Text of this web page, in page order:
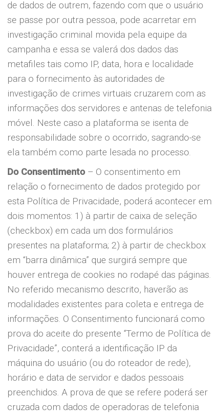
de dados de outrem, fazendo com que o usuário
se passe por outra pessoa, pode acarretar em
investigação criminal movida pela equipe da
campanha e essa se valerá dos dados das
metafiles tais como IP, data, hora e localidade
para o fornecimento às autoridades de
investigação de crimes virtuais cruzarem com as
informações dos servidores e antenas de telefonia
móvel. Neste caso a plataforma se isenta de
responsabilidade sobre o ocorrido, sagrando-se
ela também como parte lesada no processo.
Do Consentimento – O consentimento em
relação o fornecimento de dados protegido por
esta Política de Privacidade, poderá acontecer em
dois momentos: 1) à partir de caixa de seleção
(checkbox) em cada um dos formulários
presentes na plataforma; 2) à partir de checkbox
em “barra dinâmica” que surgirá sempre que
houver entrega de cookies no rodapé das páginas.
No referido mecanismo descrito, haverão as
modalidades existentes para coleta e entrega de
informações. O Consentimento funcionará como
prova do aceite do presente “Termo de Política de
Privacidade”, conterá a identificação IP da
máquina do usuário (ou do roteador de rede),
horário e data de servidor e dados pessoais
preenchidos. A prova de que se refere poderá ser
cruzada com dados de operadoras de telefonia